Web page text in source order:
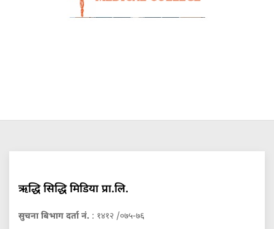
ऋद्धि सिद्धि मिडिया प्रा.लि.
सुचना बिभाग दर्ता नं. : १४१२ /०७५-७६